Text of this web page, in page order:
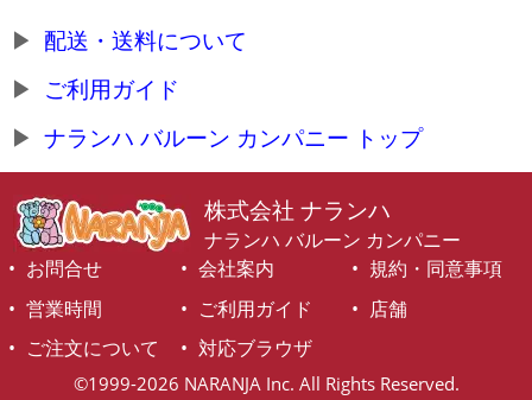
配送・送料について
ご利用ガイド
ナランハ バルーン カンパニー トップ
株式会社 ナランハ
ナランハ バルーン カンパニー
お問合せ
会社案内
規約・同意事項
営業時間
ご利用ガイド
店舗
ご注文について
対応ブラウザ
©1999-2026 NARANJA Inc. All Rights Reserved.